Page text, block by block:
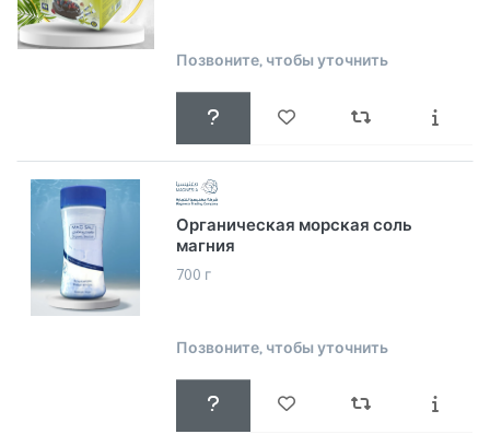
Позвоните, чтобы уточнить
Органическая морская соль
магния
700 г
Позвоните, чтобы уточнить